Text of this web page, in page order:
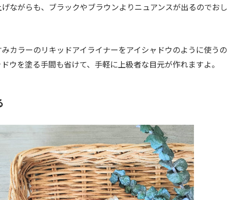
ながらも、ブラックやブラウンよりニュアンスが出るのでおし
カラーのリキッドアイライナーをアイシャドウのように使うの
ウを塗る手間も省けて、手軽に上級者な目元が作れますよ。